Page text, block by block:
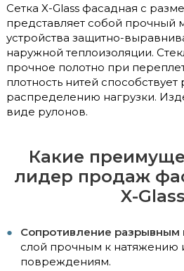
Сетка X-Glass фасадная с
представляет собой прочный
устройства защитно-
наружной теплоизоляции.
прочное полотно при
плотность нитей
распределению нагрузки.
виде рулонов.
Какие
лидер продаж
X-
Сопротивление разрывным
слой прочным к натяжению
повреждениям.